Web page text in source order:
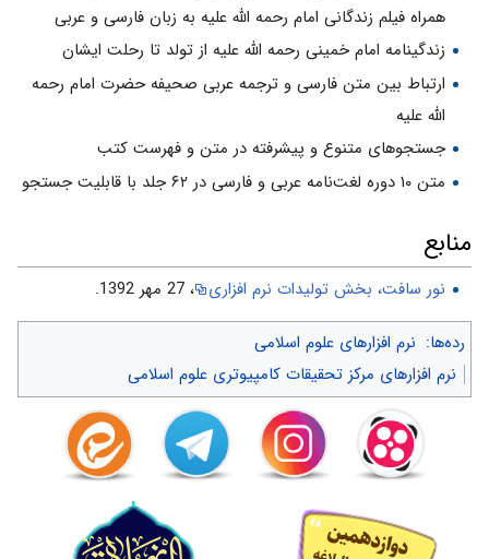
همراه فیلم زندگانی امام رحمه الله علیه به زبان فارسی و عربی
زندگینامه امام خمینی رحمه الله علیه از تولد تا رحلت ایشان
ارتباط بین متن فارسی و ترجمه عربی صحیفه حضرت امام رحمه
الله علیه
جستجوهای متنوع و پیشرفته در متن و فهرست كتب
متن ۱۰ دوره لغت‌نامه عربی و فارسی در ۶۲ جلد با قابلیت جستجو
منابع
نور سافت، بخش تولیدات نرم افزاری ، 27 مهر 1392.
رده‌ها: نرم افزارهای علوم اسلامی
نرم افزارهای مرکز تحقیقات کامپیوتری علوم اسلامی